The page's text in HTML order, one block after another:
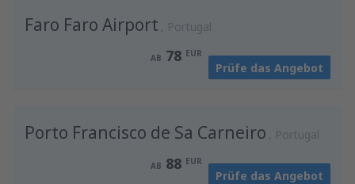
AB 88 EUR
Faro Faro Airport Portugal
AB 78 EUR
Prüfe das Angebot
Porto Francisco de Sa Carneiro Portugal
AB 88 EUR
Prüfe das Angebot